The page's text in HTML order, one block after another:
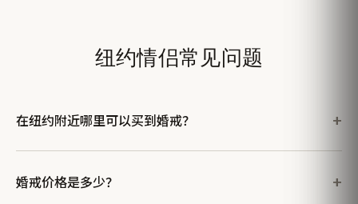
纽约情侣常见问题
在纽约附近哪里可以买到婚戒？
婚戒价格是多少？